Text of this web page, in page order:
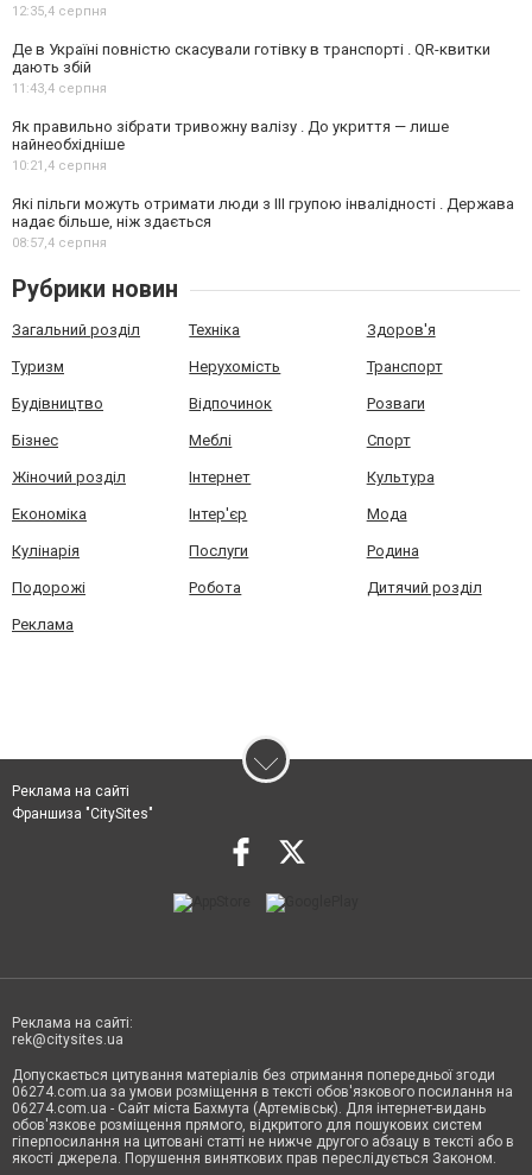
12:35,4 серпня
Де в Україні повністю скасували готівку в транспорті . QR-квитки
дають збій
11:43,4 серпня
Як правильно зібрати тривожну валізу . До укриття — лише
найнеобхідніше
10:21,4 серпня
Які пільги можуть отримати люди з III групою інвалідності . Держава
надає більше, ніж здається
08:57,4 серпня
Рубрики новин
Загальний розділ Техніка Здоров'я
Туризм Нерухомість Транспорт
Будівництво Відпочинок Розваги
Бізнес Меблі Спорт
Жіночий розділ Інтернет Культура
Економіка Інтер'єр Мода
Кулінарія Послуги Родина
Подорожі Робота Дитячий розділ
Реклама
Реклама на сайті
Франшиза "CitySites"
Реклама на сайті:
rek@citysites.ua
Допускається цитування матеріалів без отримання попередньої згоди
06274.com.ua за умови розміщення в тексті обов'язкового посилання на
06274.com.ua - Сайт міста Бахмута (Артемівськ). Для інтернет-видань
обов'язкове розміщення прямого, відкритого для пошукових систем
гіперпосилання на цитовані статті не нижче другого абзацу в тексті або в
якості джерела. Порушення виняткових прав переслідується Законом.